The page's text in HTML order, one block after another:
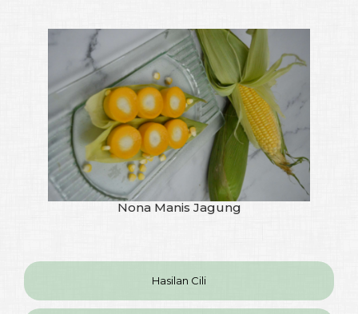
Hasilan Cili
Nona Manis Jagung